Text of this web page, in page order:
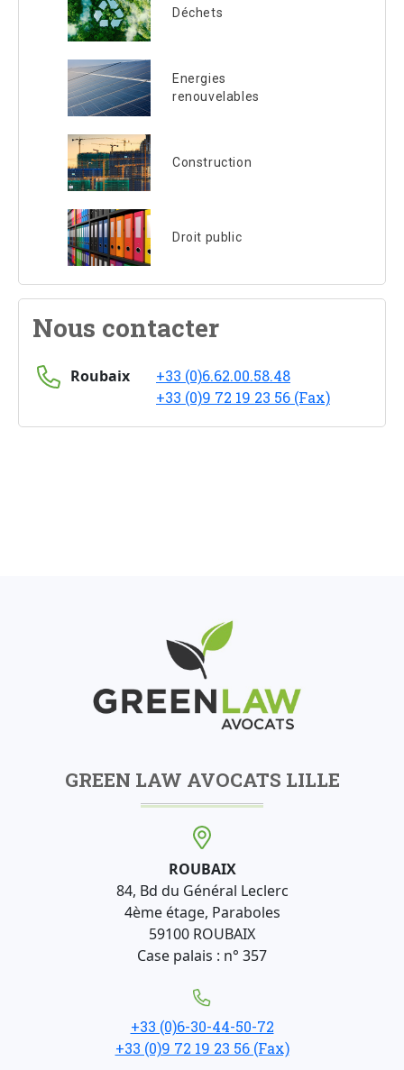
Déchets
Energies
renouvelables
Construction
Droit public
Nous contacter
Roubaix
+33 (0)6.62.00.58.48
+33 (0)9 72 19 23 56 (Fax)
GREEN LAW AVOCATS LILLE
ROUBAIX
84, Bd du Général Leclerc
4ème étage, Paraboles
59100 ROUBAIX
Case palais : n° 357
+33 (0)6-30-44-50-72
+33 (0)9 72 19 23 56 (Fax)